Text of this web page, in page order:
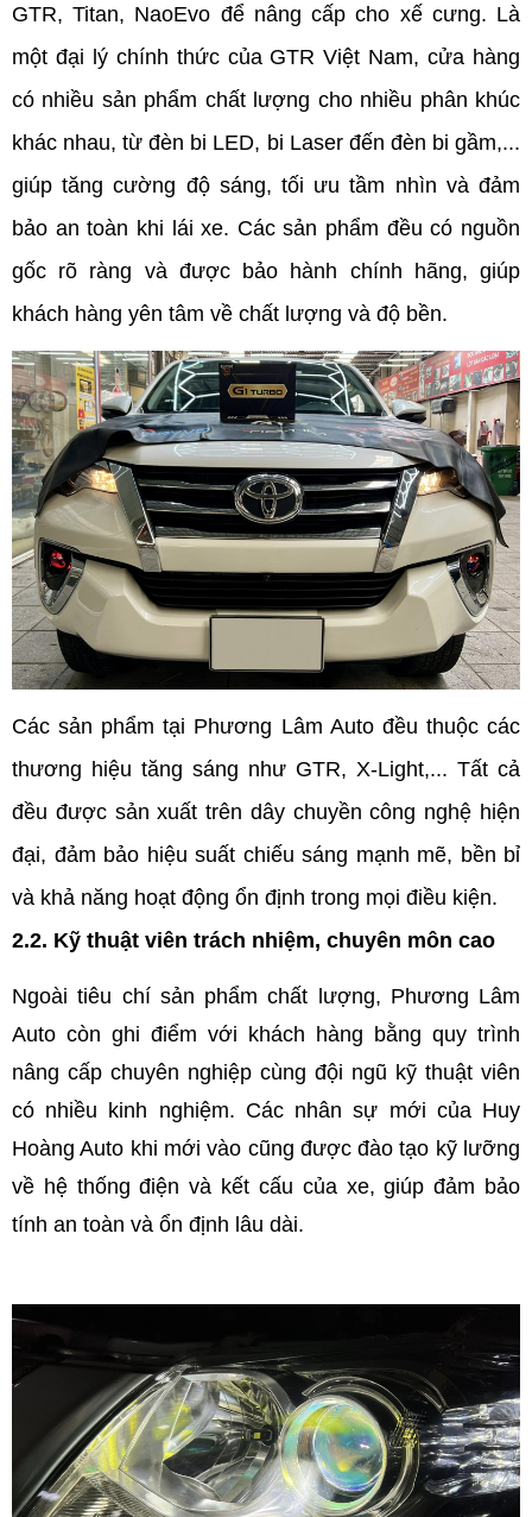
GTR, Titan, NaoEvo để nâng cấp cho xế cưng. Là
một đại lý chính thức của GTR Việt Nam, cửa hàng
có nhiều sản phẩm chất lượng cho nhiều phân khúc
khác nhau, từ đèn bi LED, bi Laser đến đèn bi gầm,...
giúp tăng cường độ sáng, tối ưu tầm nhìn và đảm
bảo an toàn khi lái xe. Các sản phẩm đều có nguồn
gốc rõ ràng và được bảo hành chính hãng, giúp
khách hàng yên tâm về chất lượng và độ bền.
Các sản phẩm tại Phương Lâm Auto đều thuộc các
thương hiệu tăng sáng như GTR, X-Light,... Tất cả
đều được sản xuất trên dây chuyền công nghệ hiện
đại, đảm bảo hiệu suất chiếu sáng mạnh mẽ, bền bỉ
và khả năng hoạt động ổn định trong mọi điều kiện.
2.2. Kỹ thuật viên trách nhiệm, chuyên môn cao
Ngoài tiêu chí sản phẩm chất lượng, Phương Lâm
Auto còn ghi điểm với khách hàng bằng quy trình
nâng cấp chuyên nghiệp cùng đội ngũ kỹ thuật viên
có nhiều kinh nghiệm. Các nhân sự mới của Huy
Hoàng Auto khi mới vào cũng được đào tạo kỹ lưỡng
về hệ thống điện và kết cấu của xe, giúp đảm bảo
tính an toàn và ổn định lâu dài.